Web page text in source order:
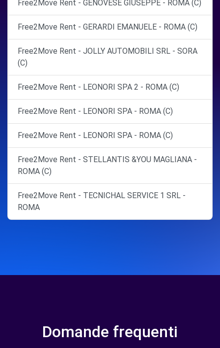
Free2Move Rent - GENOVESE GIUSEPPE - ROMA (C)
Free2Move Rent - GERARDI EMANUELE - ROMA (C)
Free2Move Rent - JOLLY AUTOMOBILI SRL - SORA
(C)
Free2Move Rent - LEONORI SPA 2 - ROMA (C)
Free2Move Rent - LEONORI SPA - ROMA (C)
Free2Move Rent - LEONORI SPA - ROMA (C)
Free2Move Rent - STELLANTIS &YOU MAGLIANA -
ROMA (C)
Free2Move Rent - TECNICHAL SERVICE 1 SRL -
ROMA
Domande frequenti